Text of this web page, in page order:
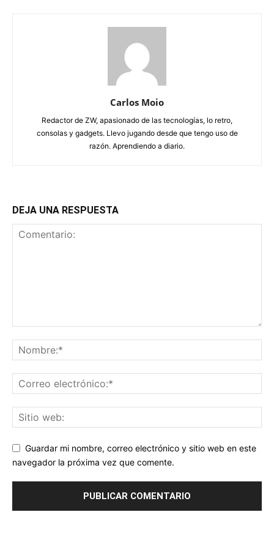
Carlos Moio
Redactor de ZW, apasionado de las tecnologías, lo retro,
consolas y gadgets. Llevo jugando desde que tengo uso de
razón. Aprendiendo a diario.
DEJA UNA RESPUESTA
Guardar mi nombre, correo electrónico y sitio web en este
navegador la próxima vez que comente.